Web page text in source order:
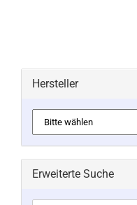
Hersteller
Erweiterte Suche